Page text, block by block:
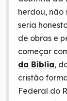
herdou, não
seria
de obras e
começar
da Bíblia,
cristão
Federal do